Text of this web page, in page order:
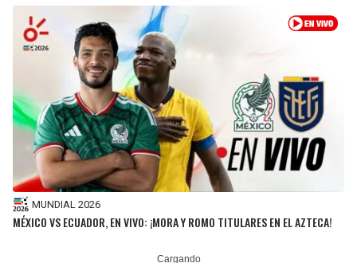
MUNDIAL 2026
MÉXICO VS ECUADOR, EN VIVO: ¡MORA Y ROMO TITULARES EN EL AZTECA!